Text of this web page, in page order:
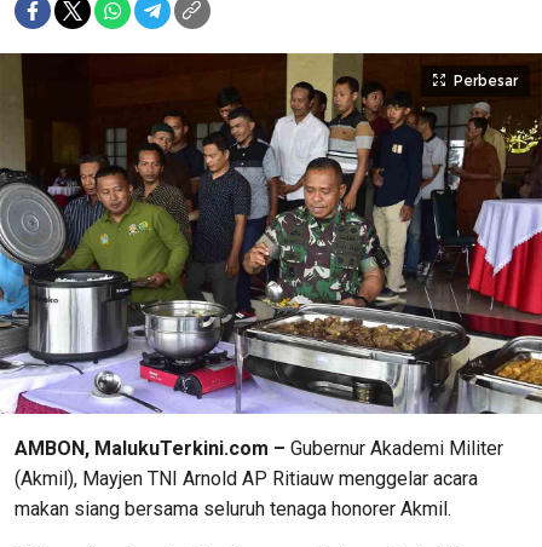
Perbesar
AMBON, MalukuTerkini.com – Gubernur Akademi Militer
(Akmil), Mayjen TNI Arnold AP Ritiauw menggelar acara
makan siang bersama seluruh tenaga honorer Akmil.